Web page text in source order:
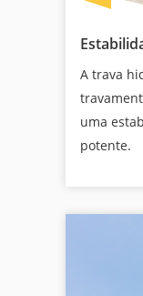
A trava
uma
potente.